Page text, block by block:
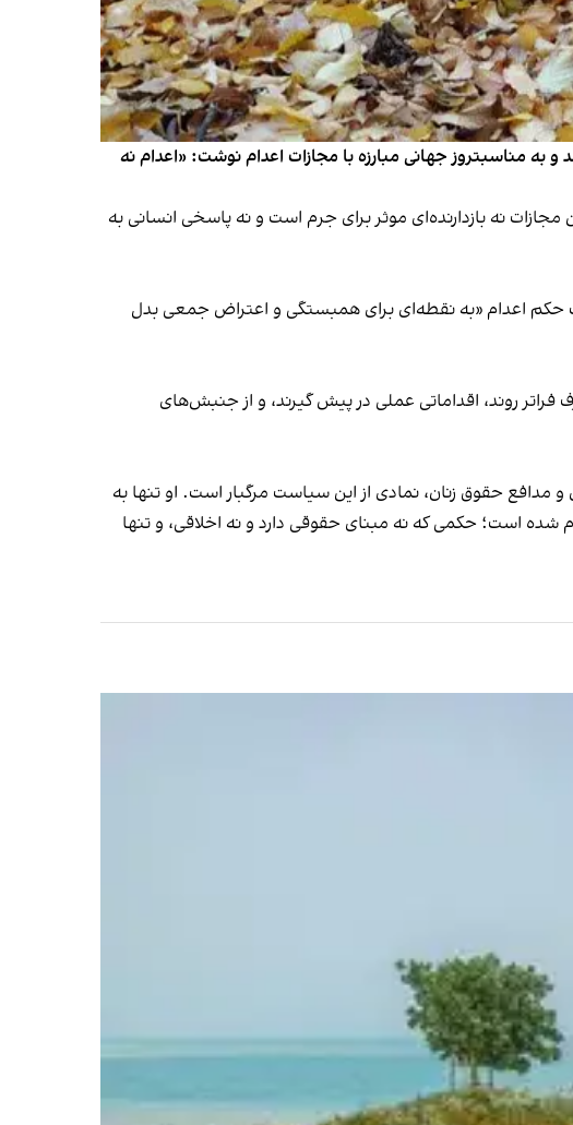
به مناسبتروز جهانی مبارزه با مجازات اعدام نوشت: «اعدام نه
نه بازدارنده‌ای موثر برای جرم است و نه پاسخی انسانی به
حکم اعدام «به نقطه‌ای برای همبستگی و اعتراض جمعی بدل
روند، اقداماتی عملی در پیش گیرند، و از جنبش‌های
کارگری و مدافع حقوق زنان، نمادی از این سیاست مرگبار است. او تنها به
شده است؛ حکمی که نه مبنای حقوقی دارد و نه اخلاقی، و تنها